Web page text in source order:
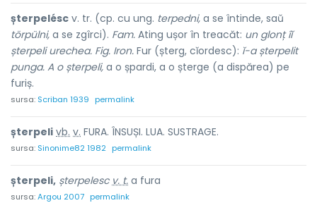
șterpelésc v. tr. (cp. cu ung. terpedni, a se întinde, saŭ
törpülni, a se zgîrci). Fam. Ating ușor în treacăt: un glonț îĭ
șterpeli urechea. Fig. Iron. Fur (șterg, cĭordesc): ĭ-a șterpelit
punga. A o șterpeli, a o șpardi, a o șterge (a dispărea) pe
furiș.
sursa: Scriban 1939 permalink
șterpeli vb. v. FURA. ÎNSUȘI. LUA. SUSTRAGE.
sursa: Sinonime82 1982 permalink
șterpeli, șterpelescv. t. a fura
sursa:Argou 2007 permalink